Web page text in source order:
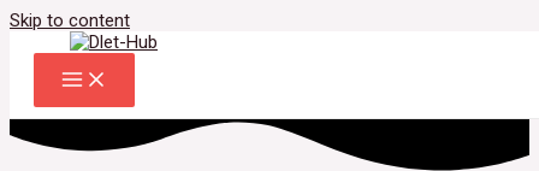
Skip to content